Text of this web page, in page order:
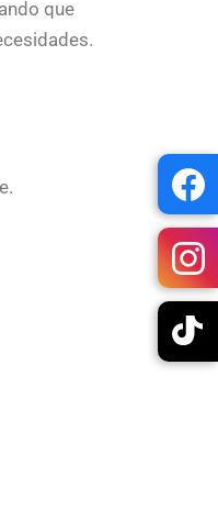
que